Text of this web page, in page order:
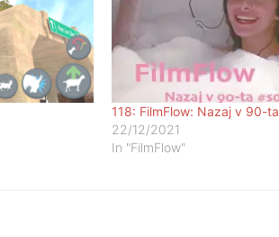
118: FilmFlow: Nazaj v 90-ta
22/12/2021
In "FilmFlow"